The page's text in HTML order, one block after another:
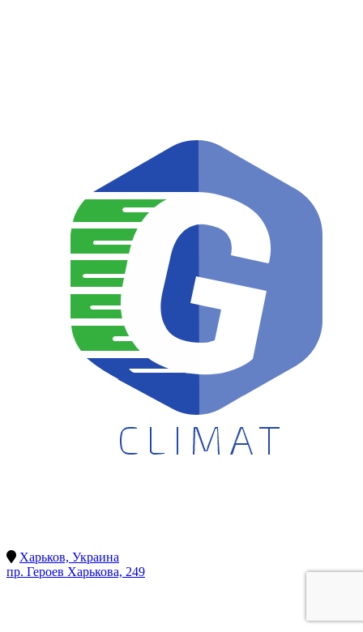
Харьков, Украина
пр. Героев Харькова, 249